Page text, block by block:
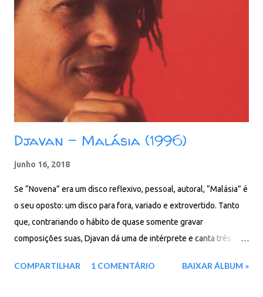
Djavan - Malásia (1996)
junho 16, 2018
Se “Novena” era um disco reflexivo, pessoal, autoral, “Malásia” é
o seu oposto: um disco para fora, variado e extrovertido. Tanto
que, contrariando o hábito de quase somente gravar
composições suas, Djavan dá uma de intérprete e canta três
um dos mais bonitos de Paulinho da Viola; “Sorri”, a versão de
COMPARTILHAR 1 COMENTÁRIO BAIXAR ÁLBUM »